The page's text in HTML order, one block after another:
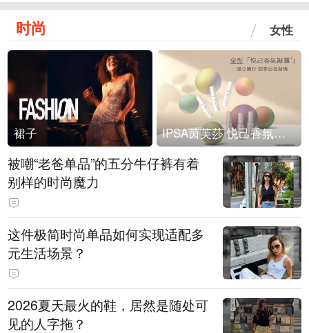
时尚 女性
裙子 IPSA茵芙莎 悦己香氛凝露上市
被嘲“老爸单品”的五分牛仔裤有着
别样的时尚魔力
这件极简时尚单品如何实现适配多
元生活场景？
2026夏天最火的鞋，居然是随处可
见的人字拖？